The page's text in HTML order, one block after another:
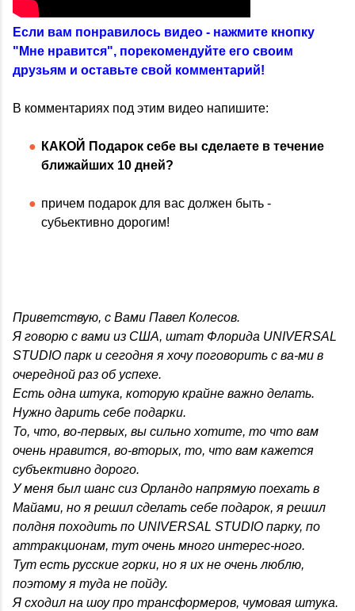
Если вам понравилось видео - нажмите кнопку
"Мне нравится", порекомендуйте его своим
друзьям и оставьте свой комментарий!
В комментариях под этим видео напишите:
КАКОЙ Подарок себе вы сделаете в течение
ближайших 10 дней?
причем подарок для вас должен быть -
субьективно дорогим!
Приветствую, с Вами Павел Колесов.
Я говорю с вами из США, штат Флорида UNIVERSAL
STUDIO парк и сегодня я хочу поговорить с ва-ми в
очередной раз об успехе.
Есть одна штука, которую крайне важно делать.
Нужно дарить себе подарки.
То, что, во-первых, вы сильно хотите, то что вам
очень нравится, во-вторых, то, что вам кажется
субъективно дорого.
У меня был шанс сиз Орландо напрямую поехать в
Майами, но я решил сделать себе подарок, я решил
полдня походить по UNIVERSAL STUDIO парку, по
аттракционам, тут очень много интерес-ного.
Тут есть русские горки, но я их не очень люблю,
поэтому я туда не пойду.
Я сходил на шоу про трансформеров, чумовая штука.